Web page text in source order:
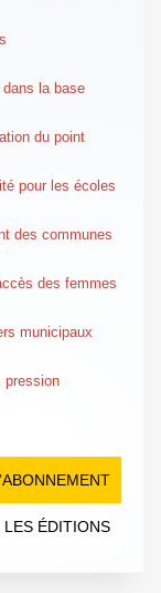
la base
du point
pour les écoles
des communes
des femmes
municipaux
pression
ÉDITIONS